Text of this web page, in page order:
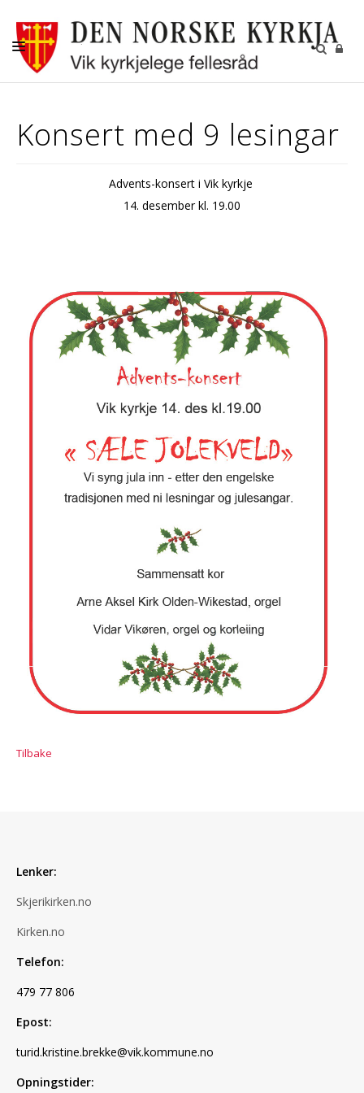
DITT SOKN
VIK KYRKJELEGE FELLESRÅD
Konsert med 9 lesingar
Advents-konsert i Vik kyrkje
14. desember kl. 19.00
Tilbake
Lenker:
Skjerikirken.no
Kirken.no
Telefon:
479 77 806
Epost:
turid.kristine.brekke@vik.kommune.no
Opningstider: